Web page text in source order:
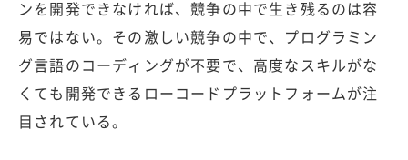
ンを開発できなければ、競争の中で生き残るのは容
易ではない。その激しい競争の中で、プログラミン
グ言語のコーディングが不要で、高度なスキルがな
くても開発できるローコードプラットフォームが注
目されている。